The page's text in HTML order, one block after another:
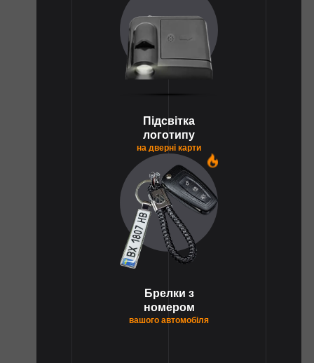
Підсвітка
логотипу
на дверні карти
Брелки з
номером
вашого автомобіля